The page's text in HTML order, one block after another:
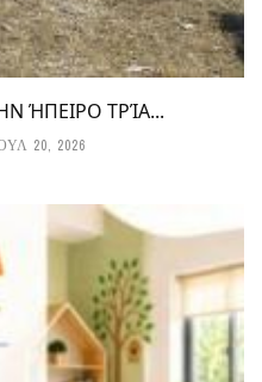
ΉΠΕΙΡΟ ΤΡΊΑ...
20, 2026